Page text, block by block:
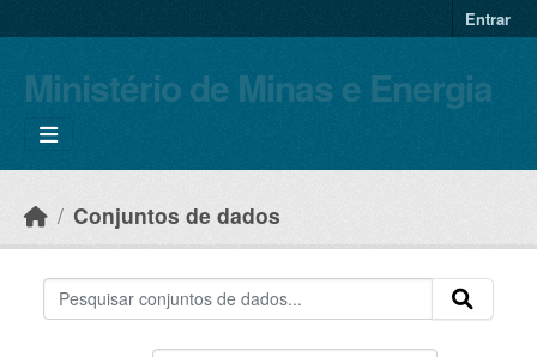
Entrar
Ministério de Minas e Energia
Conjuntos de dados